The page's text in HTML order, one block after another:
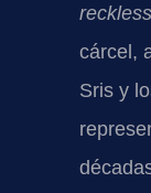
cárcel,
Sris y